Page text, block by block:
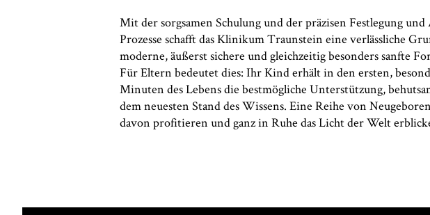
Mit der sorgsamen Schulung und der präzisen Festlegung
Prozesse schafft das Klinikum Traunstein eine verlässliche
moderne, äußerst sichere und gleichzeitig besonders sanfte
Für Eltern bedeutet dies: Ihr Kind erhält in den ersten,
Minuten des Lebens die bestmögliche Unterstützung,
dem neuesten Stand des Wissens. Eine Reihe von
davon profitieren und ganz in Ruhe das Licht der Welt